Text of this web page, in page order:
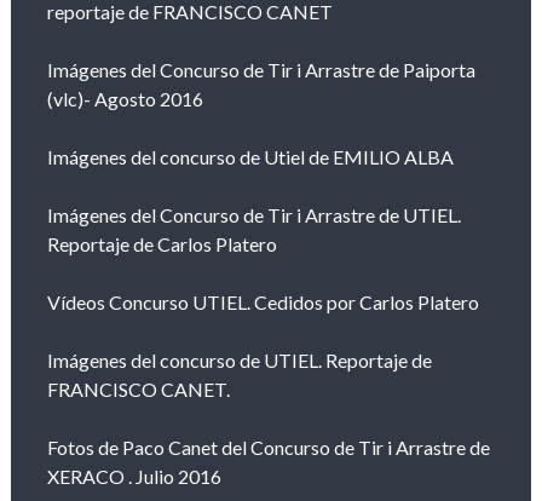
reportaje de FRANCISCO CANET
Imágenes del Concurso de Tir i Arrastre de Paiporta
(vlc)- Agosto 2016
Imágenes del concurso de Utiel de EMILIO ALBA
Imágenes del Concurso de Tir i Arrastre de UTIEL.
Reportaje de Carlos Platero
Vídeos Concurso UTIEL. Cedidos por Carlos Platero
Imágenes del concurso de UTIEL. Reportaje de
FRANCISCO CANET.
Fotos de Paco Canet del Concurso de Tir i Arrastre de
XERACO . Julio 2016